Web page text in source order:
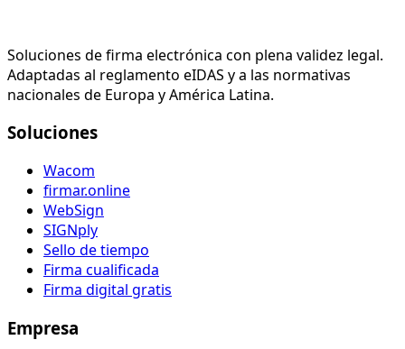
Soluciones de firma electrónica con plena validez legal.
Adaptadas al reglamento eIDAS y a las normativas
nacionales de Europa y América Latina.
Soluciones
Wacom
firmar.online
WebSign
SIGNply
Sello de tiempo
Firma cualificada
Firma digital gratis
Empresa